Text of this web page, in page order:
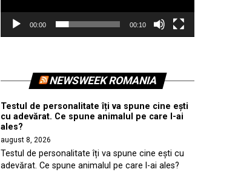
00:00 00:10
NEWSWEEK ROMANIA
Testul de personalitate îți va spune cine ești
cu adevărat. Ce spune animalul pe care l-ai
ales?
august 8, 2026
Testul de personalitate îți va spune cine ești cu
adevărat. Ce spune animalul pe care l-ai ales?